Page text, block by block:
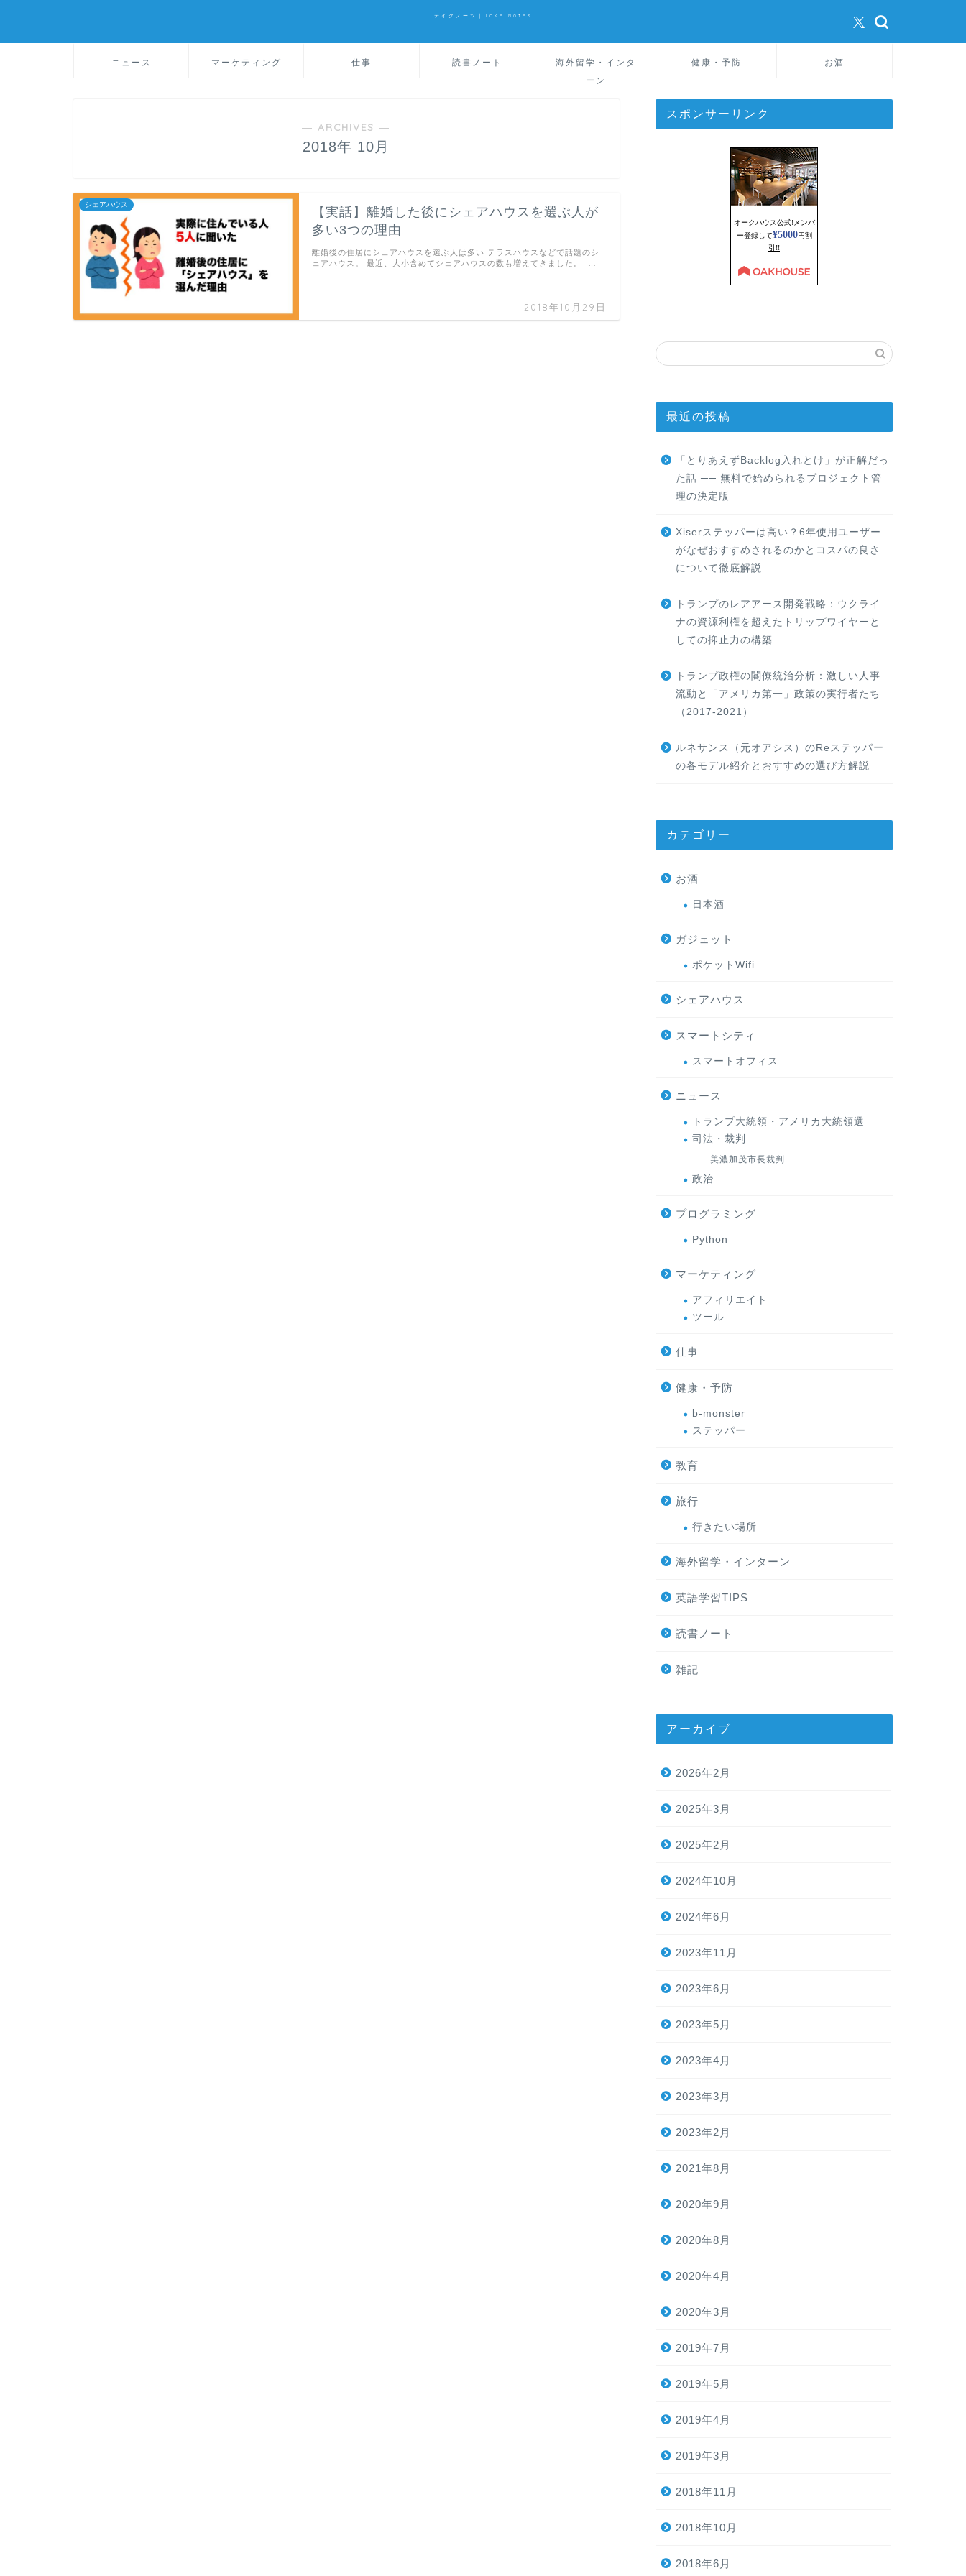
テイクノーツ｜Take Notes
ニュース マーケティング 仕事 読書ノート
海外留学・インタ
ーン
健康・予防 お酒
― ARCHIVES ―
2018年 10月
シェアハウス
【実話】離婚した後にシェアハウスを選ぶ人が
多い3つの理由
2018年10月29日
離婚後の住居にシェアハウスを選ぶ人は多い テラスハウスなどで話題のシ
ェアハウス。 最近、大小含めてシェアハウスの数も増えてきました。 …
スポンサーリンク
最近の投稿
「とりあえずBacklog入れとけ」が正解だっ
た話 ── 無料で始められるプロジェクト管
理の決定版
Xiserステッパーは高い？6年使用ユーザー
がなぜおすすめされるのかとコスパの良さ
について徹底解説
トランプのレアアース開発戦略：ウクライ
ナの資源利権を超えたトリップワイヤーと
しての抑止力の構築
トランプ政権の閣僚統治分析：激しい人事
流動と「アメリカ第一」政策の実行者たち
（2017-2021）
ルネサンス（元オアシス）のReステッパー
の各モデル紹介とおすすめの選び方解説
カテゴリー
お酒
日本酒
ガジェット
ポケットWifi
シェアハウス
スマートシティ
スマートオフィス
ニュース
トランプ大統領・アメリカ大統領選
司法・裁判
美濃加茂市長裁判
政治
プログラミング
Python
マーケティング
アフィリエイト
ツール
仕事
健康・予防
b-monster
ステッパー
教育
旅行
行きたい場所
海外留学・インターン
英語学習TIPS
読書ノート
雑記
アーカイブ
2026年2月
2025年3月
2025年2月
2024年10月
2024年6月
2023年11月
2023年6月
2023年5月
2023年4月
2023年3月
2023年2月
2021年8月
2020年9月
2020年8月
2020年4月
2020年3月
2019年7月
2019年5月
2019年4月
2019年3月
2018年11月
2018年10月
2018年6月